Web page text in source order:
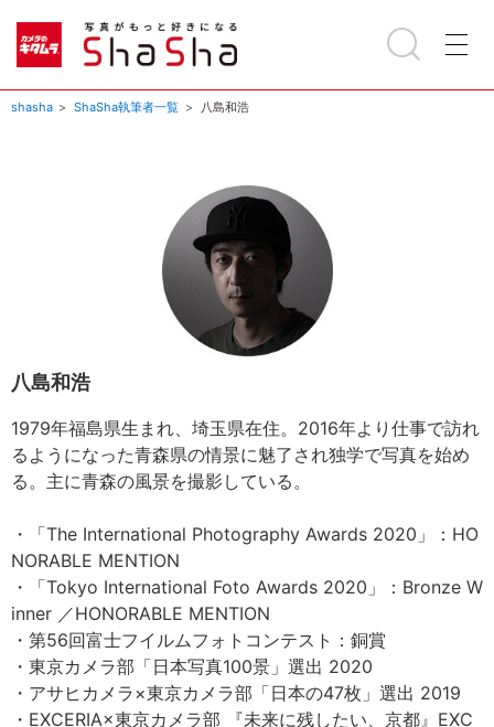
shasha ShaSha執筆者一覧 八島和浩
八島和浩
1979年福島県生まれ、埼玉県在住。2016年より仕事で訪れ
るようになった青森県の情景に魅了され独学で写真を始め
る。主に青森の風景を撮影している。
・「The International Photography Awards 2020」：HO
NORABLE MENTION
・「Tokyo International Foto Awards 2020」：Bronze W
inner ／HONORABLE MENTION
・第56回富士フイルムフォトコンテスト：銅賞
・東京カメラ部「日本写真100景」選出 2020
・アサヒカメラ×東京カメラ部「日本の47枚」選出 2019
・EXCERIA×東京カメラ部 『未来に残したい、京都』EXC